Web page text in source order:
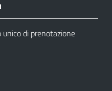
di prenotazione